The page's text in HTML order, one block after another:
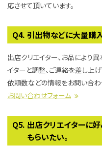
応させて頂いています。
引出物などに大量購
出店クリエイター、お品により
イターと調整、ご連絡を差し上げ
依頼数などの情報をお問い合わ
お問い合わせフォーム
出店クリエイターに
もらいたい。